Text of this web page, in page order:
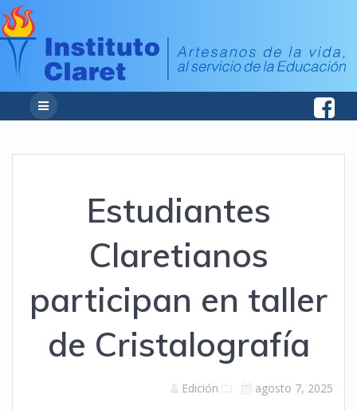
Estudiantes
Claretianos
participan en taller
de Cristalografía
Edición agosto 7, 2025